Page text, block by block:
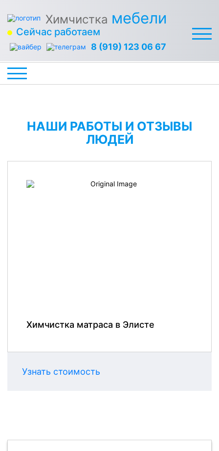
Химчистка мебели
Сейчас работаем
8 (919) 123 06 67
НАШИ РАБОТЫ И ОТЗЫВЫ
ЛЮДЕЙ
Химчистка матраса в Элисте
Узнать стоимость